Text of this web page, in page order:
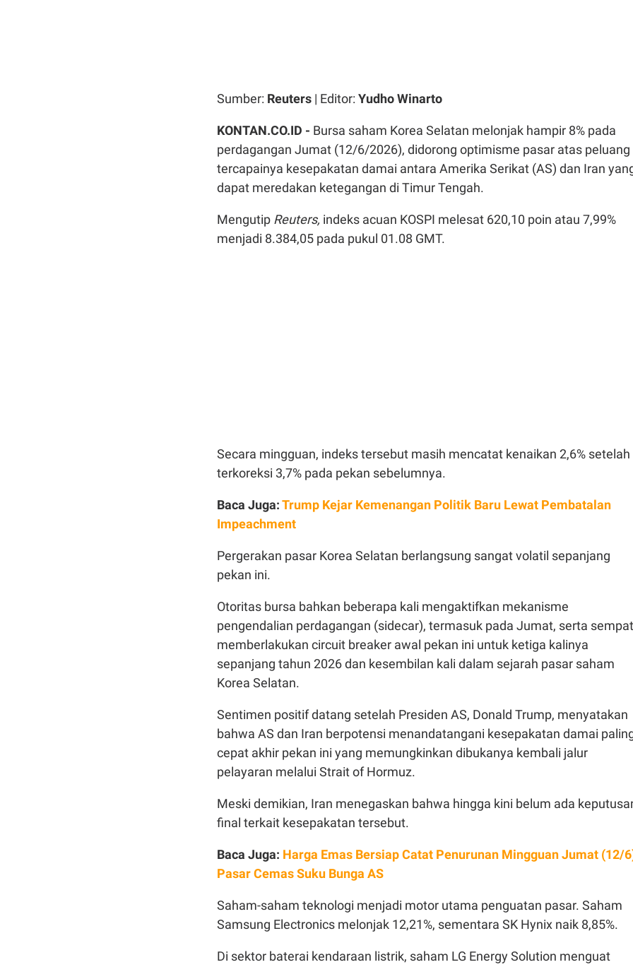
Sumber: Reuters | Editor: Yudho Winarto
KONTAN.CO.ID - Bursa saham Korea Selatan melonjak hampir 8% pada
perdagangan Jumat (12/6/2026), didorong optimisme pasar atas peluang
tercapainya kesepakatan damai antara Amerika Serikat (AS) dan Iran
dapat meredakan ketegangan di Timur Tengah.
Mengutip Reuters, indeks acuan KOSPI melesat 620,10 poin atau 7,99%
menjadi 8.384,05 pada pukul 01.08 GMT.
Secara mingguan, indeks tersebut masih mencatat kenaikan 2,6% setelah
terkoreksi 3,7% pada pekan sebelumnya.
Baca Juga:Trump Kejar Kemenangan Politik Baru Lewat Pembatalan
Impeachment
Pergerakan pasar Korea Selatan berlangsung sangat volatil sepanjang
pekan ini.
Otoritas bursa bahkan beberapa kali mengaktifkan mekanisme
pengendalian perdagangan (sidecar), termasuk pada Jumat, serta sempat
memberlakukan circuit breaker awal pekan ini untuk ketiga kalinya
sepanjang tahun 2026 dan kesembilan kali dalam sejarah pasar saham
Korea Selatan.
Sentimen positif datang setelah Presiden AS, Donald Trump, menyatakan
bahwa AS dan Iran berpotensi menandatangani kesepakatan damai
cepat akhir pekan ini yang memungkinkan dibukanya kembali jalur
pelayaran melalui Strait of Hormuz.
Meski demikian, Iran menegaskan bahwa hingga kini belum ada
final terkait kesepakatan tersebut.
Baca Juga: Harga Emas Bersiap Catat Penurunan Mingguan Jumat (12/
Pasar Cemas Suku Bunga AS
Saham-saham teknologi menjadi motor utama penguatan pasar. Saham
Samsung Electronics melonjak 12,21%, sementara SK Hynix naik 8,85%.
Di sektor baterai kendaraan listrik, saham LG Energy Solution menguat